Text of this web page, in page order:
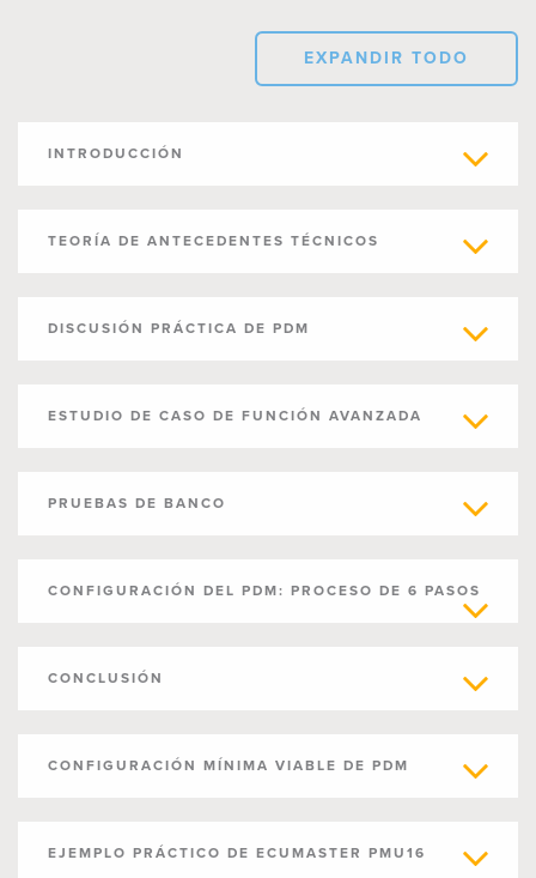
EXPANDIR TODO
INTRODUCCIÓN
TEORÍA DE ANTECEDENTES TÉCNICOS
DISCUSIÓN PRÁCTICA DE PDM
ESTUDIO DE CASO DE FUNCIÓN AVANZADA
PRUEBAS DE BANCO
CONFIGURACIÓN DEL PDM: PROCESO DE 6 PASOS
CONCLUSIÓN
CONFIGURACIÓN MÍNIMA VIABLE DE PDM
EJEMPLO PRÁCTICO DE ECUMASTER PMU16